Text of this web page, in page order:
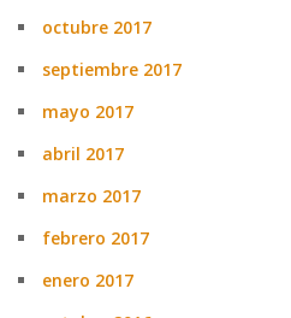
octubre 2017
septiembre 2017
mayo 2017
abril 2017
marzo 2017
febrero 2017
enero 2017